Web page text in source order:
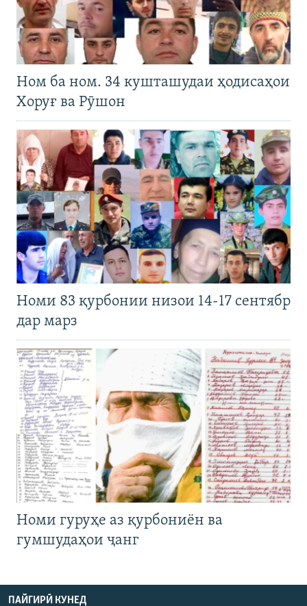
Ном ба ном. 34 кушташудаи ҳодисаҳои
Хоруғ ва Рӯшон
Номи 83 қурбонии низои 14-17 сентябр
дар марз
Номи гуруҳе аз қурбониён ва
гумшудаҳои ҷанг
ПАЙГИРӢ КУНЕД